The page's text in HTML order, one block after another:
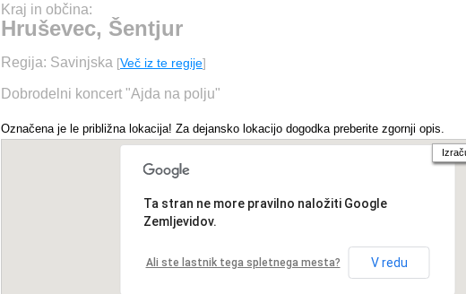
Kraj in občina:
Hruševec, Šentjur
Regija: Savinjska [Več iz te regije]
Dobrodelni koncert "Ajda na polju"
Označena je le približna lokacija! Za dejansko lokacijo dogodka preberite zgornji opis.
Ta stran ne more pravilno naložiti Google
Zemljevidov.
Ali ste lastnik tega spletnega mesta? V redu